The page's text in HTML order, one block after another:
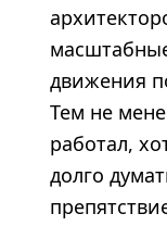
движения
Тем не
работал,
долго